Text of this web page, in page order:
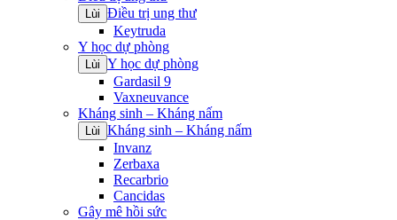
Lùi Điều trị ung thư
Keytruda
Y học dự phòng
Lùi Y học dự phòng
Gardasil 9
Vaxneuvance
Kháng sinh – Kháng nấm
Lùi Kháng sinh – Kháng nấm
Invanz
Zerbaxa
Recarbrio
Cancidas
Gây mê hồi sức